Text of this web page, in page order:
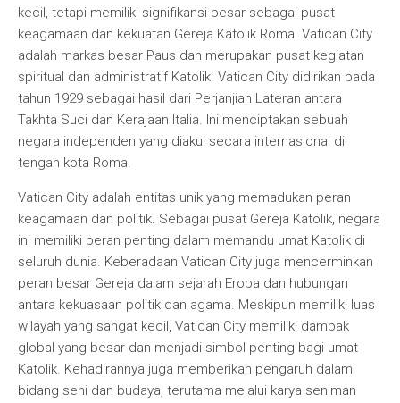
kecil, tetapi memiliki signifikansi besar sebagai pusat
keagamaan dan kekuatan Gereja Katolik Roma. Vatican City
adalah markas besar Paus dan merupakan pusat kegiatan
spiritual dan administratif Katolik. Vatican City didirikan pada
tahun 1929 sebagai hasil dari Perjanjian Lateran antara
Takhta Suci dan Kerajaan Italia. Ini menciptakan sebuah
negara independen yang diakui secara internasional di
tengah kota Roma.
Vatican City adalah entitas unik yang memadukan peran
keagamaan dan politik. Sebagai pusat Gereja Katolik, negara
ini memiliki peran penting dalam memandu umat Katolik di
seluruh dunia. Keberadaan Vatican City juga mencerminkan
peran besar Gereja dalam sejarah Eropa dan hubungan
antara kekuasaan politik dan agama. Meskipun memiliki luas
wilayah yang sangat kecil, Vatican City memiliki dampak
global yang besar dan menjadi simbol penting bagi umat
Katolik. Kehadirannya juga memberikan pengaruh dalam
bidang seni dan budaya, terutama melalui karya seniman